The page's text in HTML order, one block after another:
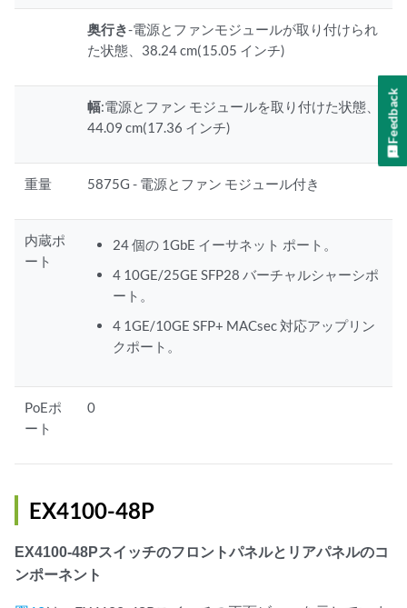
奥行き-電源とファンモジュールが取り付けられ
た状態、38.24 cm(15.05 インチ)
幅:電源とファン モジュールを取り付けた状態、
44.09 cm(17.36 インチ)
重量 5875G - 電源とファン モジュール付き
内蔵ポ
ート
24 個の 1GbE イーサネット ポート。
4 10GE/25GE SFP28 バーチャルシャーシポ
ート。
4 1GE/10GE SFP+ MACsec 対応アップリン
クポート。
PoEポ
ート
0
EX4100-48P
EX4100-48Pスイッチのフロントパネルとリアパネルのコ
ンポーネント
Feedback